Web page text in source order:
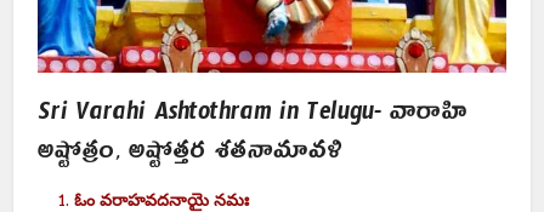
Sri Varahi Ashtothram in Telugu- వారాహి
అష్టోత్రం, అష్టోత్తర శతనామావళి
ఓంవరాహవదనాయైనమః